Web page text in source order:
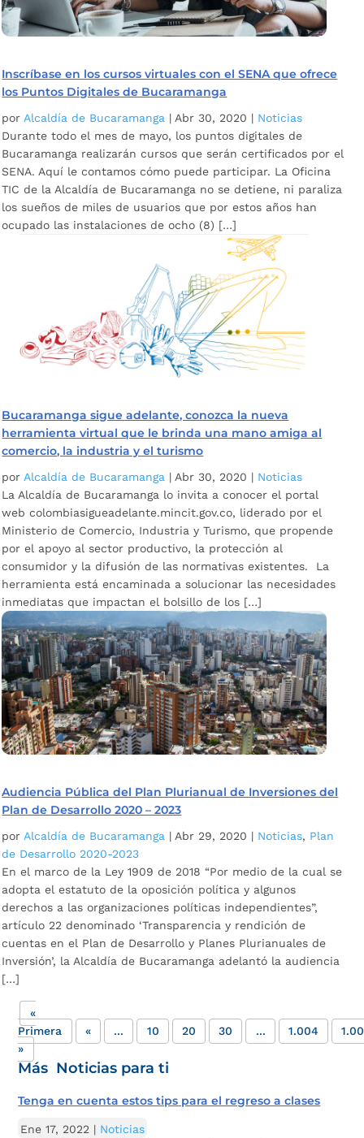
Inscríbase en los cursos virtuales con el SENA que ofrece
los Puntos Digitales de Bucaramanga
por Alcaldía de Bucaramanga | Abr 30, 2020 | Noticias
Durante todo el mes de mayo, los puntos digitales de
Bucaramanga realizarán cursos que serán certificados por el
SENA. Aquí le contamos cómo puede participar. La Oficina
TIC de la Alcaldía de Bucaramanga no se detiene, ni paraliza
los sueños de miles de usuarios que por estos años han
ocupado las instalaciones de ocho (8) […]
Bucaramanga sigue adelante, conozca la nueva
herramienta virtual que le brinda una mano amiga al
comercio, la industria y el turismo
por Alcaldía de Bucaramanga | Abr 30, 2020 | Noticias
La Alcaldía de Bucaramanga lo invita a conocer el portal
web colombiasigueadelante.mincit.gov.co, liderado por el
Ministerio de Comercio, Industria y Turismo, que propende
por el apoyo al sector productivo, la protección al
consumidor y la difusión de las normativas existentes. La
herramienta está encaminada a solucionar las necesidades
inmediatas que impactan el bolsillo de los […]
Audiencia Pública del Plan Plurianual de Inversiones del
Plan de Desarrollo 2020 – 2023
porAlcaldía de Bucaramanga |Abr 29, 2020 | Noticias, Plan
de Desarrollo 2020-2023
En el marco de la Ley 1909 de 2018 “Por medio de la cual se
adopta el estatuto de la oposición política y algunos
derechos a las organizaciones políticas independientes”,
artículo 22 denominado ‘Transparencia y rendición de
cuentas en el Plan de Desarrollo y Planes Plurianuales de
Inversión’, la Alcaldía de Bucaramanga adelantó la audiencia
[…]
«
Primera
« ... 10 20 30 ... 1.004
»
Más Noticias para ti
Tenga en cuenta estos tips para el regreso a clases
Ene 17, 2022 | Noticias